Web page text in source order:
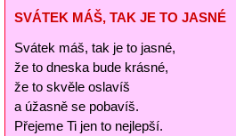
SVÁTEK MÁŠ, TAK JE TO JASNÉ
Svátek máš, tak je to jasné,
že to dneska bude krásné,
že to skvěle oslavíš
a úžasně se pobavíš.
Přejeme Ti jen to nejlepší.